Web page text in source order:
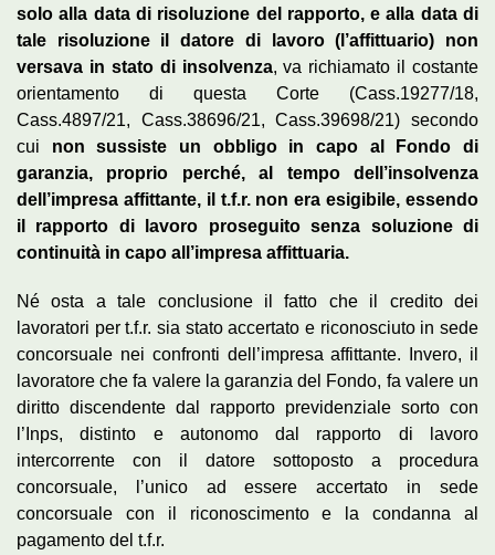
solo alla data di risoluzione del rapporto, e alla data di
tale risoluzione il datore di lavoro (l’affittuario) non
versava in stato di insolvenza, va richiamato il costante
orientamento di questa Corte (Cass.19277/18,
Cass.4897/21, Cass.38696/21, Cass.39698/21) secondo
cui non sussiste un obbligo in capo al Fondo di
garanzia, proprio perché, al tempo dell’insolvenza
dell’impresa affittante, il t.f.r. non era esigibile, essendo
il rapporto di lavoro proseguito senza soluzione di
continuità in capo all’impresa affittuaria.
Né osta a tale conclusione il fatto che il credito dei
lavoratori per t.f.r. sia stato accertato e riconosciuto in sede
concorsuale nei confronti dell’impresa affittante. Invero, il
lavoratore che fa valere la garanzia del Fondo, fa valere un
diritto discendente dal rapporto previdenziale sorto con
l’Inps, distinto e autonomo dal rapporto di lavoro
intercorrente con il datore sottoposto a procedura
concorsuale, l’unico ad essere accertato in sede
concorsuale con il riconoscimento e la condanna al
pagamento del t.f.r.